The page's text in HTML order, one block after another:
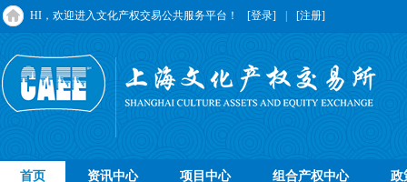
HI，欢迎进入文化产权交易公共服务平台！ [登录] [注册]
首页 资讯中心 项目中心 组合产权中心 政